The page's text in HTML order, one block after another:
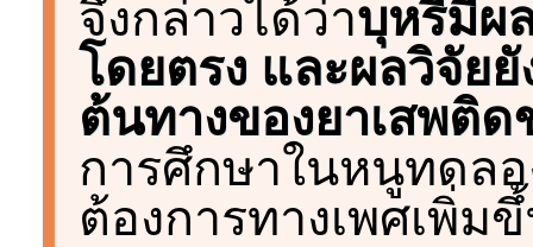
จึงกล่าวได้ว่าบุหรี่มีผ
โดยตรง และผลวิจัย
ต้นทางของยาเสพติ
การศึกษาในหนูทดล
ต้องการทางเพศเพิ่ม